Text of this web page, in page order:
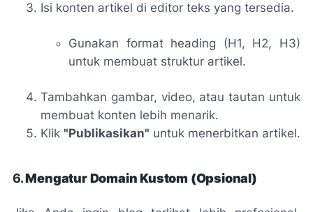
Isi konten artikel di editor teks yang tersedia.
Gunakan format heading (H1, H2, H3)
untuk membuat struktur artikel.
Tambahkan gambar, video, atau tautan untuk
membuat konten lebih menarik.
Klik "Publikasikan" untuk menerbitkan artikel.
6.Mengatur Domain Kustom (Opsional)